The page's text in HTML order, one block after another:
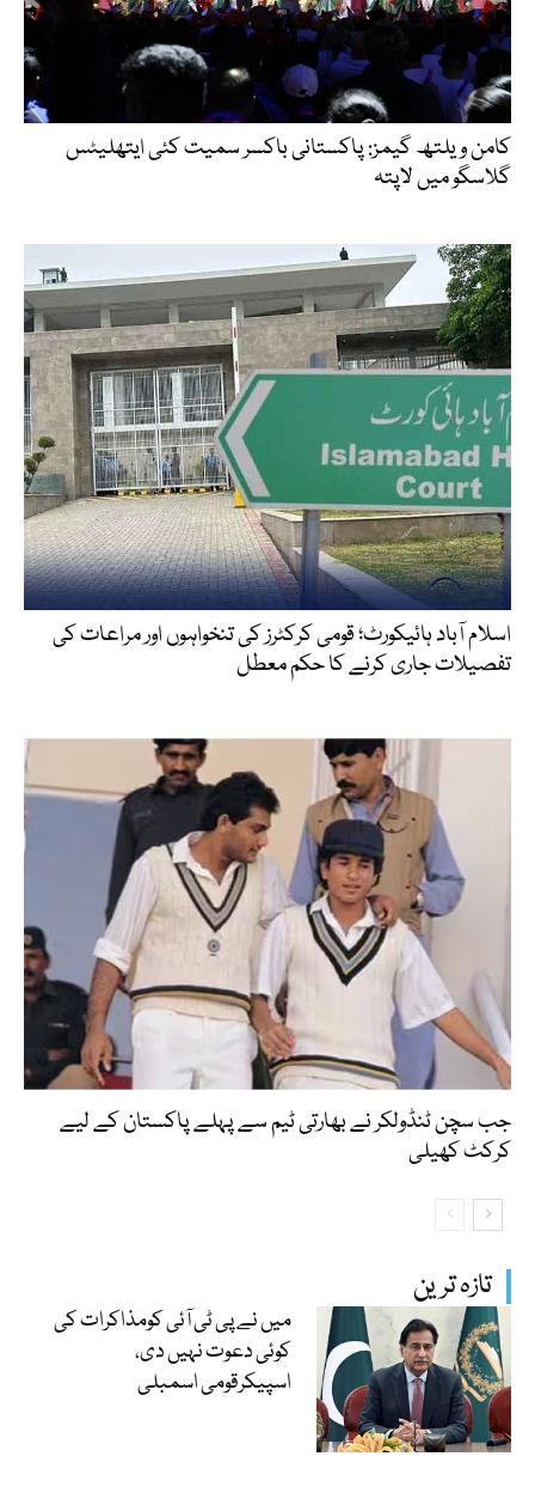
تازہ ترین
میں نے پی ٹی آئی کومذاکرات کی
کوئی دعوت نہیں دی،
اسپیکرقومی اسمبلی
کامن ویلتھ گیمز: پاکستانی باکسر سمیت کئی ایتھلیٹس
گلاسگو میں لاپتہ
اسلام آباد ہائیکورٹ؛ قومی کرکٹرز کی تنخواہوں اور مراعات کی
تفصیلات جاری کرنے کا حکم معطل
جب سچن ٹنڈولکر نے بھارتی ٹیم سے پہلے پاکستان کے لیے
کرکٹ کھیلی